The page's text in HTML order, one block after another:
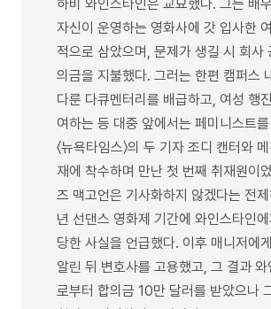
하비 와인스타인은 교묘했다. 그는 배
자신이 운영하는 영화사에 갓 입사한
적으로 삼았으며, 문제가 생길 시 회사
의금을 지불했다. 그러는 한편 캠퍼스
다룬 다큐멘터리를 배급하고, 여성 행
여하는 등 대중 앞에서는 페미니스트
〈뉴욕타임스〉의 두 기자 조디 캔터와
재에 착수하며 만난 첫 번째 취재원이
즈 맥고언은 기사화하지 않겠다는 전
년 선댄스 영화제 기간에 와인스타인
당한 사실을 언급했다. 이후 매니저에
알린 뒤 변호사를 고용했고, 그 결과 와
로부터 합의금 10만 달러를 받았으나